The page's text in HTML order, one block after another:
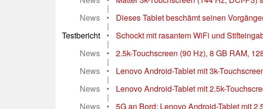
|
News
• Dieses Tablet beschämt seinen
|
Testbericht
• Schockt mit rasantem WiFi und
|
News
• 2.5k-Touchscreen (90 Hz), 8 GB RAM,
|
News
• Lenovo Android-Tablet mit 3k-
|
News
• Lenovo Android-Tablet mit 2.5k-
|
News
• 5G an Bord: Lenovo Android-Tablet mit